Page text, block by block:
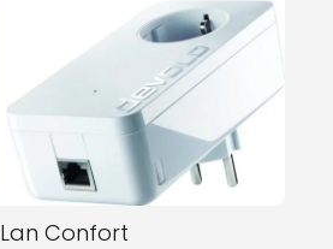
Lan Confort